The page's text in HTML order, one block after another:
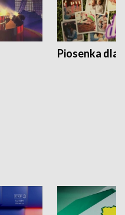
Piosenka dla